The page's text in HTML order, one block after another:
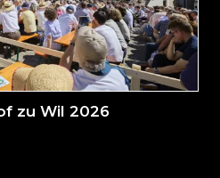
zu Wil 2026